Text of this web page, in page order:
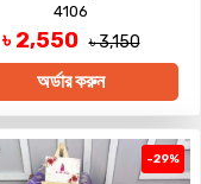
4106
৳ 2,550 ৳ 3,150
অর্ডার করুন
-29%